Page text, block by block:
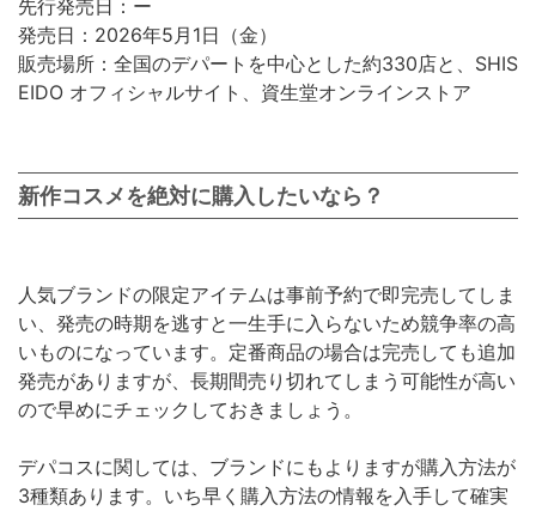
先行発売日：ー
発売日：2026年5月1日（金）
販売場所：全国のデパートを中心とした約330店と、SHIS
EIDO オフィシャルサイト、資生堂オンラインストア
新作コスメを絶対に購入したいなら？
人気ブランドの限定アイテムは事前予約で即完売してしま
い、発売の時期を逃すと一生手に入らないため競争率の高
いものになっています。定番商品の場合は完売しても追加
発売がありますが、長期間売り切れてしまう可能性が高い
ので早めにチェックしておきましょう。
デパコスに関しては、ブランドにもよりますが購入方法が
3種類あります。いち早く購入方法の情報を入手して確実